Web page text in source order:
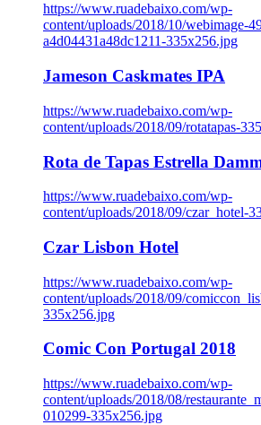
https://www.ruadebaixo.com/wp-
content/uploads/2018/10/webimage-
a4d04431a48dc1211-335x256.jpg
Jameson Caskmates IPA
https://www.ruadebaixo.com/wp-
content/uploads/2018/09/rotatapas-
Rota de Tapas Estrella
https://www.ruadebaixo.com/wp-
content/uploads/2018/09/czar_hotel-
Czar Lisbon Hotel
https://www.ruadebaixo.com/wp-
content/uploads/2018/09/
335x256.jpg
Comic Con Portugal 2018
https://www.ruadebaixo.com/wp-
content/uploads/2018/08/
010299-335x256.jpg